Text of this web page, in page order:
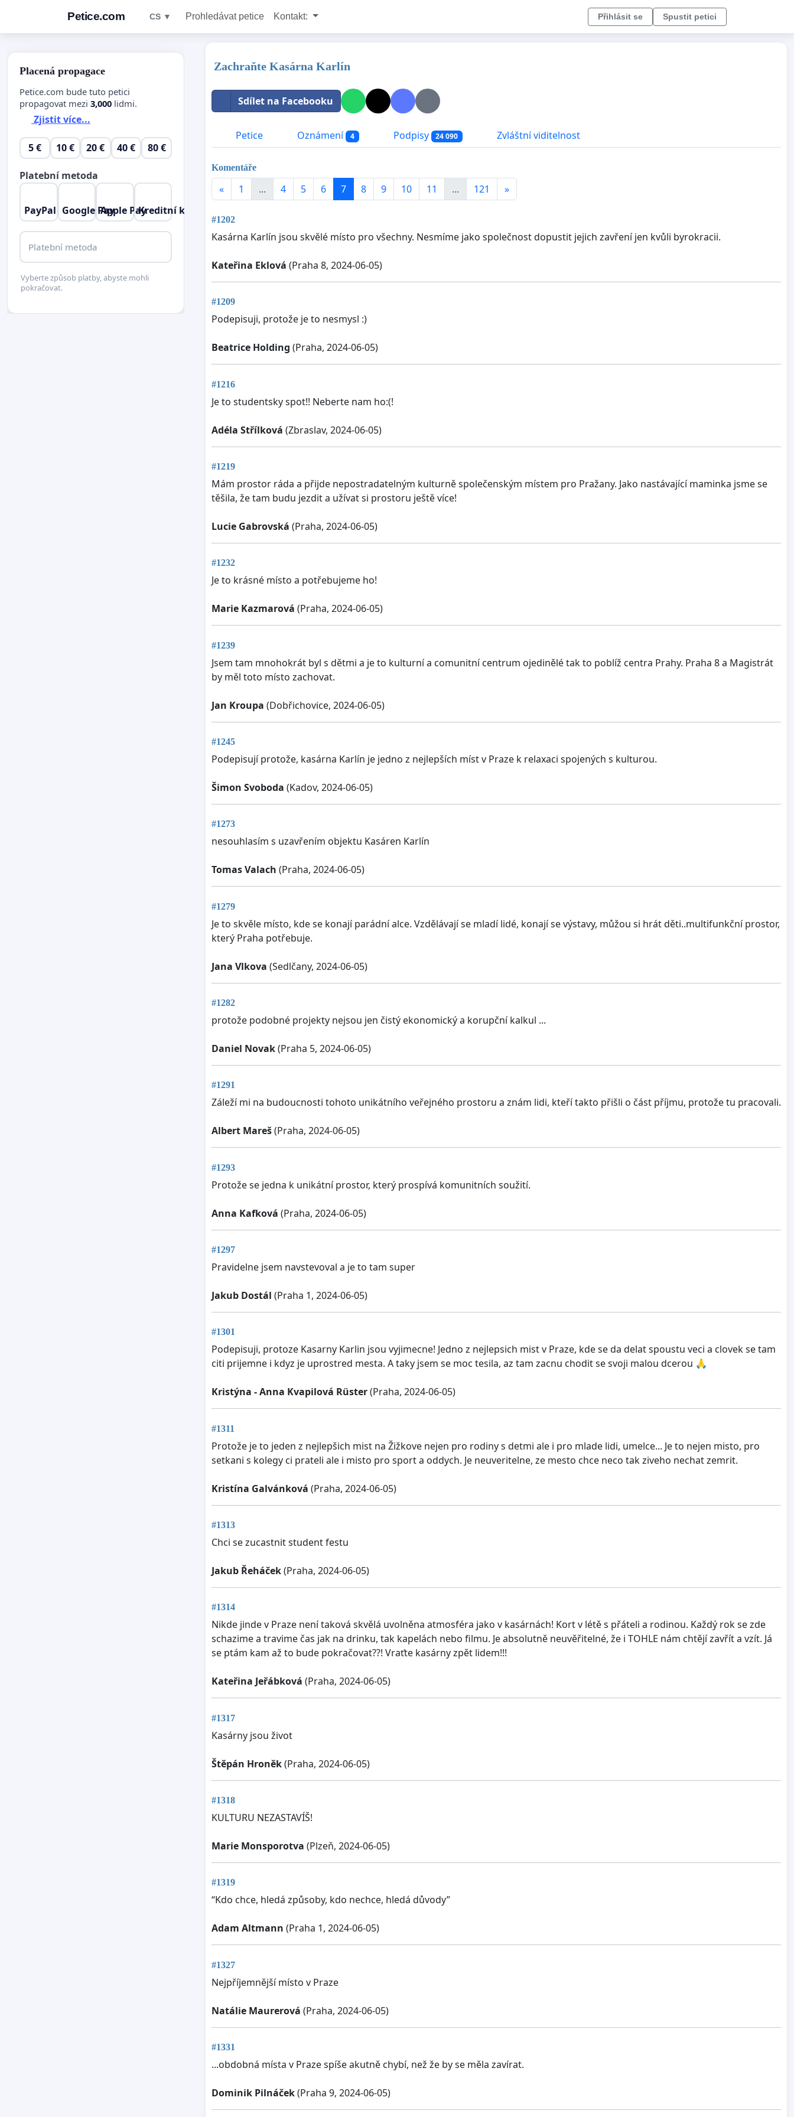
Petice.com CS ▼ Prohledávat petice Kontakt: Přihlásit se Spustit petici
Zachraňte Kasárna Karlín
Sdílet na Facebooku
Petice Oznámení 4 Podpisy 24 090 Zvláštní viditelnost
Komentáře
« 1 ... 4 5 6 7 8 9 10 11 ... 121 »
#1202
Kasárna Karlín jsou skvělé místo pro všechny. Nesmíme jako společnost dopustit jejich zavření jen kvůli byrokracii.
Kateřina Eklová (Praha 8, 2024-06-05)
#1209
Podepisuji, protože je to nesmysl :)
Beatrice Holding (Praha, 2024-06-05)
#1216
Je to studentsky spot!! Neberte nam ho:(!
Adéla Střílková (Zbraslav, 2024-06-05)
#1219
Mám prostor ráda a přijde nepostradatelným kulturně společenským místem pro Pražany. Jako nastávající maminka jsme se
těšila, že tam budu jezdit a užívat si prostoru ještě více!
Lucie Gabrovská (Praha, 2024-06-05)
#1232
Je to krásné místo a potřebujeme ho!
Marie Kazmarová (Praha, 2024-06-05)
#1239
Jsem tam mnohokrát byl s dětmi a je to kulturní a comunitní centrum ojedinělé tak to poblíž centra Prahy. Praha 8 a Magistrát
by měl toto místo zachovat.
Jan Kroupa (Dobřichovice, 2024-06-05)
#1245
Podepisují protože, kasárna Karlín je jedno z nejlepších míst v Praze k relaxaci spojených s kulturou.
Šimon Svoboda (Kadov, 2024-06-05)
#1273
nesouhlasím s uzavřením objektu Kasáren Karlín
Tomas Valach (Praha, 2024-06-05)
#1279
Je to skvěle místo, kde se konají parádní alce. Vzdělávají se mladí lidé, konají se výstavy, můžou si hrát děti..multifunkční prostor,
který Praha potřebuje.
Jana Vlkova (Sedlčany, 2024-06-05)
#1282
protože podobné projekty nejsou jen čistý ekonomický a korupční kalkul ...
Daniel Novak(Praha 5, 2024-06-05)
#1291
Záleží mi na budoucnosti tohoto unikátního veřejného prostoru a znám lidi, kteří takto přišli o část příjmu, protože tu pracovali.
Albert Mareš(Praha, 2024-06-05)
#1293
Protože se jedna k unikátní prostor, který prospívá komunitních soužití.
Anna Kafková (Praha, 2024-06-05)
#1297
Pravidelne jsem navstevoval a je to tam super
Jakub Dostál (Praha 1, 2024-06-05)
#1301
Podepisuji, protoze Kasarny Karlin jsou vyjimecne! Jedno z nejlepsich mist v Praze, kde se da delat spoustu veci a clovek se tam
citi prijemne i kdyz je uprostred mesta. A taky jsem se moc tesila, az tam zacnu chodit se svoji malou dcerou 🙏
Kristýna - Anna Kvapilová Rüster(Praha, 2024-06-05)
#1311
Protože je to jeden z nejlepšich mist na Žižkove nejen pro rodiny s detmi ale i pro mlade lidi, umelce... Je to nejen misto, pro
setkani s kolegy ci prateli ale i misto pro sport a oddych. Je neuveritelne, ze mesto chce neco tak ziveho nechat zemrit.
Kristína Galvánková (Praha, 2024-06-05)
#1313
Chci se zucastnit student festu
Jakub Řeháček(Praha, 2024-06-05)
#1314
Nikde jinde v Praze není taková skvělá uvolněna atmosféra jako v kasárnách! Kort v létě s přáteli a rodinou. Každý rok se zde
schazime a travime čas jak na drinku, tak kapelách nebo filmu. Je absolutně neuvěřitelné, že i TOHLE nám chtějí zavřít a vzít. Já
se ptám kam až to bude pokračovat??! Vraťte kasárny zpět lidem!!!
Kateřina Jeřábková (Praha, 2024-06-05)
#1317
Kasárny jsou život
Štěpán Hroněk(Praha, 2024-06-05)
#1318
KULTURU NEZASTAVÍŠ!
Marie Monsporotva (Plzeň, 2024-06-05)
#1319
“Kdo chce, hledá způsoby, kdo nechce, hledá důvody”
Adam Altmann (Praha 1, 2024-06-05)
#1327
Nejpříjemnější místo v Praze
Natálie Maurerová (Praha, 2024-06-05)
#1331
...obdobná místa v Praze spíše akutně chybí, než že by se měla zavírat.
Dominik Pilnáček(Praha 9, 2024-06-05)
Placená propagace
Petice.com bude tuto petici
propagovat mezi 3,000 lidmi.
Zjistit více...
5 € 10 € 20 € 40 € 80 €
Platební metoda
PayPal Google PayApple PayKreditní karta
Platební metoda
Vyberte způsob platby, abyste mohli
pokračovat.